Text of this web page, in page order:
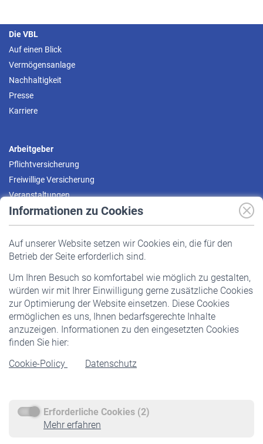
Informationen zu Cookies
Auf unserer Website setzen wir Cookies ein, die für den
Betrieb der Seite erforderlich sind.
Um Ihren Besuch so komfortabel wie möglich zu gestalten,
würden wir mit Ihrer Einwilligung gerne zusätzliche Cookies
zur Optimierung der Website einsetzen. Diese Cookies
ermöglichen es uns, Ihnen bedarfsgerechte Inhalte
anzuzeigen. Informationen zu den eingesetzten Cookies
finden Sie hier:
Cookie-Policy
Datenschutz
Erforderliche Cookies (2)
Mehr erfahren
Die VBL
Auf einen Blick
Vermögensanlage
Nachhaltigkeit
Presse
Karriere
Arbeitgeber
Pflichtversicherung
Freiwillige Versicherung
Veranstaltungen
Pflichtversicherung
Staatliche Förderung
Veranstaltungen
Rentner
Rentenbeginn
Rente beantragen
Service
Informationen